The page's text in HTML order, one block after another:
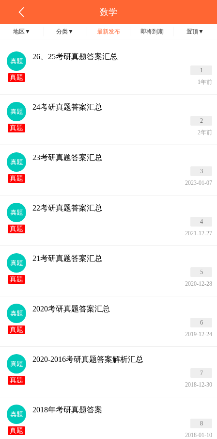
数学
地区 ▼ 分类▼ 最新发布 即将到期 置顶▼
真题
26、25考研真题答案汇总
1
1年前
真题
24考研真题答案汇总
2
2年前
真题
23考研真题答案汇总
3
2023-01-07
真题
22考研真题答案汇总
4
2021-12-27
真题
21考研真题答案汇总
5
2020-12-28
真题
2020考研真题答案汇总
6
2019-12-24
真题
2020-2016考研真题答案解析汇总
7
2018-12-30
真题
2018年考研真题答案
8
2018-01-10